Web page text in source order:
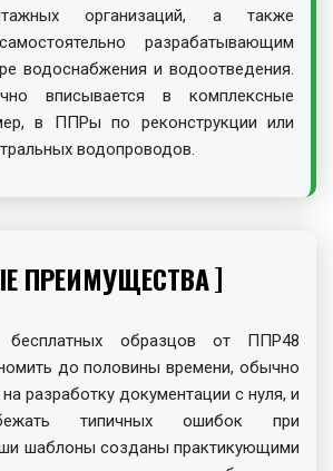
организаций, а также
разрабатывающим
водоснабжения и водоотведения.
вписывается в комплексные
в ППРы по реконструкции или
водопроводов.
ПРЕИМУЩЕСТВА
бесплатных образцов от ППР48
до половины времени, обычно
разработку документации с нуля, и
типичных ошибок при
шаблоны созданы практикующими